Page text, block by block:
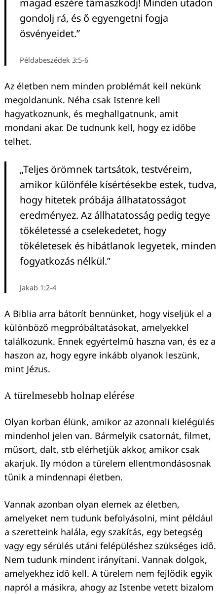
gondolj rá, és ő egyengetni fogja
ösvényeidet.”
Példabeszédek 3:5-6
Az életben nem minden problémát kell nekünk
megoldanunk. Néha csak Istenre kell
hagyatkoznunk, és meghallgatnunk, amit
mondani akar. De tudnunk kell, hogy ez időbe
telhet.
„Teljes örömnek tartsátok, testvéreim,
amikor különféle kísértésekbe estek, tudva,
hogy hitetek próbája állhatatosságot
eredményez. Az állhatatosság pedig tegye
tökéletessé a cselekedetet, hogy
tökéletesek és hibátlanok legyetek, minden
fogyatkozás nélkül.”
Jakab 1:2-4
A Biblia arra bátorít bennünket, hogy viseljük el a
különböző megpróbáltatásokat, amelyekkel
találkozunk. Ennek egyértelmű haszna van, és ez a
haszon az, hogy egyre inkább olyanok leszünk,
mint Jézus.
A türelmesebb holnap elérése
Olyan korban élünk, amikor az azonnali kielégülés
mindenhol jelen van. Bármelyik csatornát, filmet,
műsort, dalt, stb elérhetjük akkor, amikor csak
akarjuk. Ily módon a türelem ellentmondásosnak
tűnik a mindennapi életben.
Vannak azonban olyan elemek az életben,
amelyeket nem tudunk befolyásolni, mint például
a szeretteink halála, egy szakítás, egy betegség
vagy egy sérülés utáni felépüléshez szükséges idő.
Nem tudunk mindent irányítani. Vannak dolgok,
amelyekhez idő kell. A türelem nem fejlődik egyik
napról a másikra, ahogy az Istenbe vetett bizalom